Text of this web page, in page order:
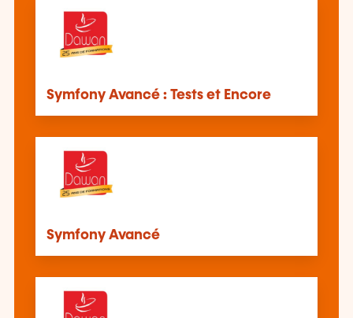
Symfony Avancé : Tests et Encore
Symfony Avancé